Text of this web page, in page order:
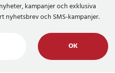
kampanjer och exklusiva
och SMS-kampanjer.
OK